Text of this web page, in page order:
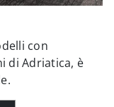
con
di Adriatica, è